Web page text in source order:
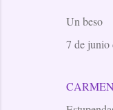
Un beso
7 de junio